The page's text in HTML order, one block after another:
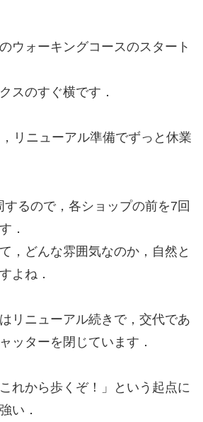
ウォーキングコースのスタート
スのすぐ横です．
リニューアル準備でずっと休業
るので，各ショップの前を7回
．
，どんな雰囲気なのか，自然と
よね．
リニューアル続きで，交代であ
ッターを閉じています．
れから歩くぞ！」という起点に
い．